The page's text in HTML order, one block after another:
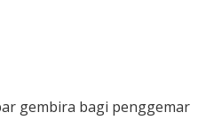
gembira bagi penggemar